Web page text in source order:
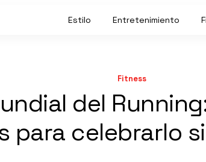
Estilo Entretenimiento
Fitness
del
para celebrarlo